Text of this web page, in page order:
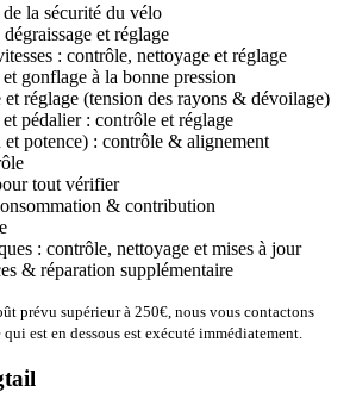
la sécurité du vélo
et réglage
: contrôle, nettoyage et réglage
gonflage à la bonne pression
réglage (tension des rayons & dévoilage)
pédalier : contrôle et réglage
potence) : contrôle & alignement
tout vérifier
& contribution
: contrôle, nettoyage et mises à jour
& réparation supplémentaire
prévu supérieur à 250€, nous vous contactons
est en dessous est exécuté immédiatement.